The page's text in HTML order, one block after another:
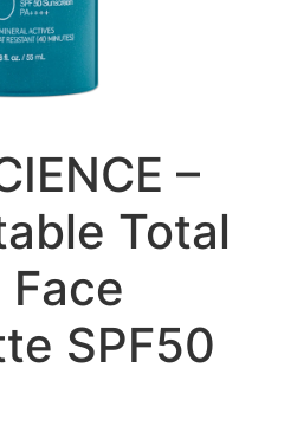
–
Total
SPF50